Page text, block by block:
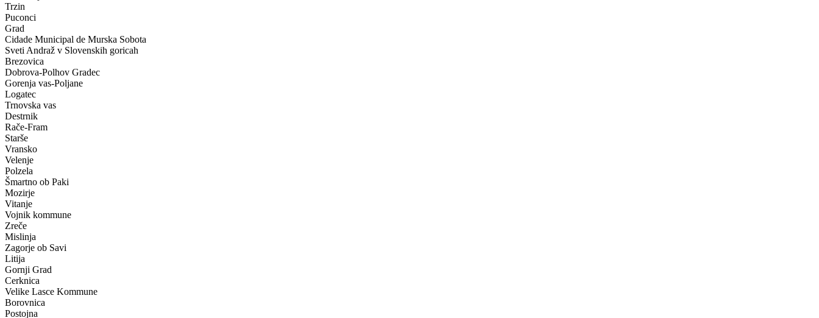
Trzin
Puconci
Grad
Cidade Municipal de Murska Sobota
Sveti Andraž v Slovenskih goricah
Brezovica
Dobrova-Polhov Gradec
Gorenja vas-Poljane
Logatec
Trnovska vas
Destrnik
Rače-Fram
Starše
Vransko
Velenje
Polzela
Šmartno ob Paki
Mozirje
Vitanje
Vojnik kommune
Zreče
Mislinja
Zagorje ob Savi
Litija
Gornji Grad
Cerknica
Velike Lasce Kommune
Borovnica
Postojna